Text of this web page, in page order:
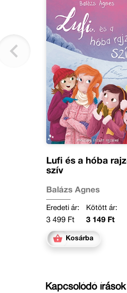
Lufi és a hóba
szív
Balázs Ágnes
Eredeti ár:
3 499 Ft
Kötött ár:
3 149 Ft
Kosárba
Kapcsolódó írások